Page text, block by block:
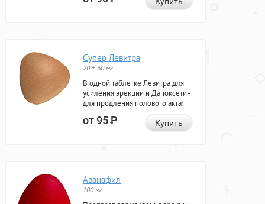
Супер Левитра
20 + 60 мг
В одной таблетке Левитра для
усиления эрекции и Дапоксетин
для продления полового акта!
от 95Р Купить
Аванафил
100 мг